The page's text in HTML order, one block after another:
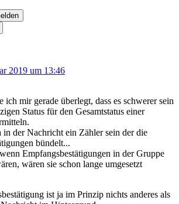
2019 um 13:46
ich mir gerade überlegt, dass es schwerer sein
Status für den Gesamtstatus einer
in der Nachricht ein Zähler sein der die
bündelt...
Empfangsbestätigungen in der Gruppe
wären sie schon lange umgesetzt
ist ja im Prinzip nichts anderes als